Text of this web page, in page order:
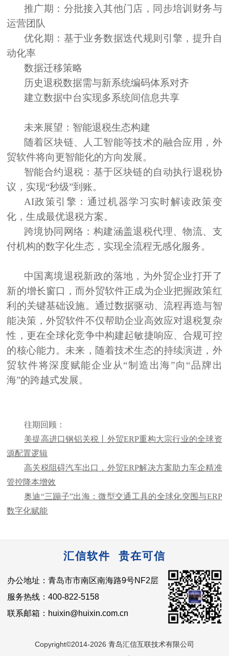
推广期：分批接入其他门店，同步培训财务与
运营团队
优化期：基于业务数据迭代规则引擎，提升自
动化率
数据迁移策略
历史退税数据需与新系统编码体系对齐
建立数据中台实现多系统间信息共享
未来展望：智能退税生态构建
随着区块链、人工智能等技术的融合应用，外
贸软件将向更智能化的方向发展。
智能合约退税：基于区块链的自动执行退税协
议，实现“秒级”到账。
AI政策引擎：通过机器学习实时解读政策变
化，生成最优退税方案。
跨境协同网络：构建涵盖退税代理、物流、支
付机构的数字化生态，实现全流程无感化服务。
中国离境退税新政的落地，为外贸企业打开了
新的增长窗口，而外贸软件正成为企业把握政策红
利的关键基础设施。通过数据驱动、流程再造与智
能决策，外贸软件不仅帮助企业高效应对退税复杂
性，更在全球化竞争中构建起敏捷响应、合规可控
的核心能力。未来，随着技术生态的持续演进，外
贸软件将深度赋能企业从“制造出海”向“品牌出
海”的跨越式发展。
往期回顾：
美提高进口钢铝关税丨外贸ERP重构大宗行业的全球资
源配置逻辑
高关税阻碍汽车出口，外贸ERP解决方案助力车企精准
管控降本增效
奥迪“三蹦子”出海：微型交通工具的全球化突围与ERP
数字化赋能
汇信软件 贵在可信
办公地址：青岛市市南区南海路9号NF2层
服务热线：400-822-5158
联系邮箱：huixin@huixin.com.cn
Copyright©2014-2026 青岛汇信互联技术有限公司